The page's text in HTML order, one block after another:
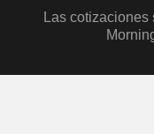
Las cotizaciones